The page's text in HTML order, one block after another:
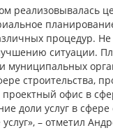
реализовывалась
процедур. Не
ситуации.
муниципальных
строительства,
офис в
доли услуг в
– отметил